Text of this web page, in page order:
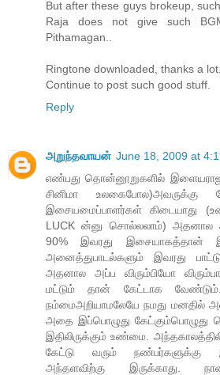
But after these guys brokeup,
Raja does not give such
Pithamagan..
Ringtone downloaded, thanks a lot.
Continue to post such good stuff.
Reply
அறுந்தவாயன் June 18, 2009 at
எண்பது தொன்னூறுகளில்
சினிமா உலகைபோல)அவருக்கு
இசையமைப்பாளர்கள் கிடையாது
LUCK ன்னு சொல்லலாம்) அதனால
90% இவரது இசையாகத்தான்
அனைத்துபாடல்களும் இவரது
அதனால அப்ப விரும்பியோ
மட்டும் தான் கேட்டாக
நம்மைஅறியாமலேயே நமது மனதில்
அதை இப்பொழுது கேட்கும்பொழுது
இதிலிருக்கும் உண்மை.
கேட்டு வரும் நண்பர்களுக்கு
அந்தளவிற்கு இருக்காது.